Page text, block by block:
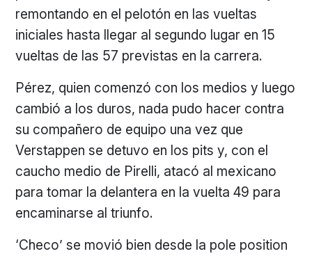
remontando en el pelotón en las vueltas
iniciales hasta llegar al segundo lugar en 15
vueltas de las 57 previstas en la carrera.
Pérez, quien comenzó con los medios y luego
cambió a los duros, nada pudo hacer contra
su compañero de equipo una vez que
Verstappen se detuvo en los pits y, con el
caucho medio de Pirelli, atacó al mexicano
para tomar la delantera en la vuelta 49 para
encaminarse al triunfo.
‘Checo’ se movió bien desde la pole position